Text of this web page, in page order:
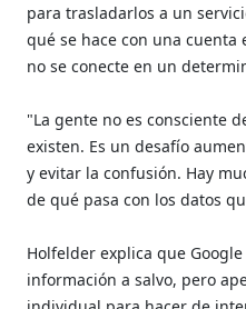
para trasladarlos a un
qué se hace con una cuenta
no se conecte en un
"La gente no es consciente
existen. Es un desafío
y evitar la confusión. Hay
de qué pasa con los datos
Holfelder explica que
información a salvo, pero